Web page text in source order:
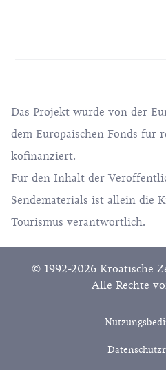
Das Projekt wurde von der
dem Europäischen Fonds für
kofinanziert.
Für den Inhalt der
Sendematerials ist allein die
Tourismus verantwortlich.
© 1992-2026 Kroatische
Alle Rechte